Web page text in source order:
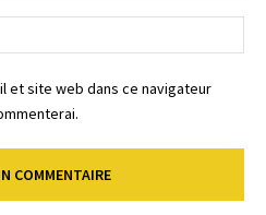
:
et site web dans ce navigateur